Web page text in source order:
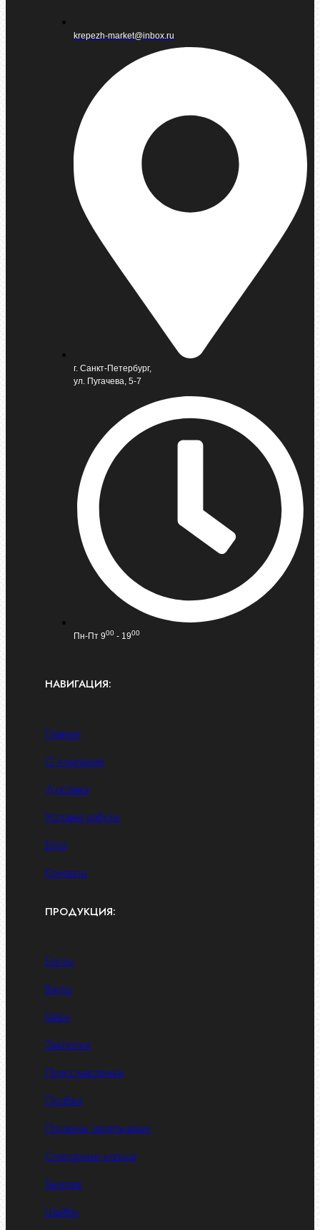
krepezh-market@inbox.ru
г. Санкт-Петербург,
ул. Пугачева, 5-7
Пн-Пт 900 - 1900
НАВИГАЦИЯ:
Главная
О компании
Доставка
Условия работы
Блог
Контакты
ПРОДУКЦИЯ:
Болты
Винты
Гайки
Заклепки
Пресс-масленки
Пробки
Пружины тарельчатые
Стопорные кольца
Такелаж
Шайбы